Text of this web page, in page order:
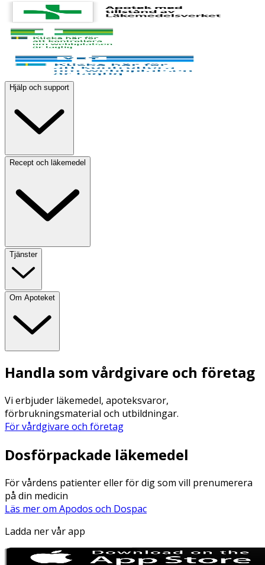
Hjälp och support
Recept och läkemedel
Tjänster
Om Apoteket
Handla som vårdgivare och företag
Vi erbjuder läkemedel, apoteksvaror,
förbrukningsmaterial och utbildningar.
För vårdgivare och företag
Dosförpackade läkemedel
För vårdens patienter eller för dig som vill prenumerera
på din medicin
Läs mer om Apodos och Dospac
Ladda ner vår app